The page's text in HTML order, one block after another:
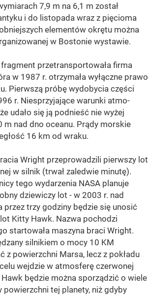
7,9 m na 6,1 m został
i do listopada wraz z pięcioma
elementów okrętu można
w Bostonie wystawie.
przetransportowała firma
w 1987 r. otrzymała wyłączne prawo
Pierwszą próbę wydobycia części
r. Niesprzyjające warunki atmo-
udało się ją podnieść nie wyżej
m nad dno oceanu. Prądy morskie
16 km od wraku.
Wright przeprowadzili pierwszy lot
w silnik (trwał zaledwie minutę).
tego wydarzenia NASA planuje
dziewiczy lot - w 2003 r. nad
przez trzy godziny będzie się unosić
Kitty Hawk. Nazwa pochodzi
startowała maszyna braci Wright.
silnikiem o mocy 10 KM
z powierzchni Marsa, lecz z pokładu
wejdzie w atmosferę czerwonej
będzie można sporządzić o wiele
powierzchni tej planety, niż gdyby